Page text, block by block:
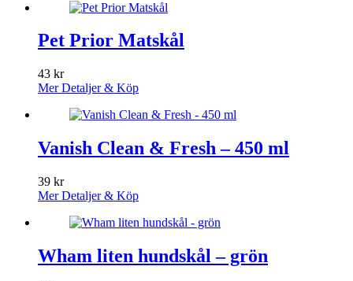
Pet Prior Matskål
43 kr
Mer Detaljer & Köp
Vanish Clean & Fresh – 450 ml
39 kr
Mer Detaljer & Köp
Wham liten hundskål – grön